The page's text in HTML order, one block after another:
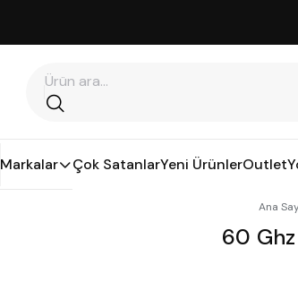
Markalar Çok SatanlarYeni ÜrünlerOutlet
Ana
60